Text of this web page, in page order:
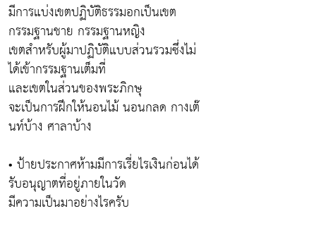
มีการแบ่งเขตปฏิบัติธรรมอกเป็นเขต
กรรมฐานชาย กรรมฐานหญิง
เขตสำหรับผู้มาปฏิบัติแบบส่วนรวมซึ่งไม่
ได้เข้ากรรมฐานเต็มที่
และเขตในส่วนของพระภิกษุ
จะเป็นการฝึกให้นอนไม้ นอนกลด กางเต๊
นท์บ้าง ศาลาบ้าง
• ป้ายประกาศห้ามมีการเรี่ยไรเงินก่อนได้
รับอนุญาตที่อยู่ภายในวัด
มีความเป็นมาอย่างไรครับ